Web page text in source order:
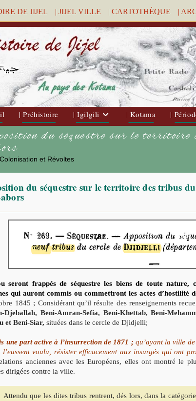
DE JIJEL | JIJEL VILLE | CARTOTHÈQUE |
| Préhistoire | Igilgili | Kotama |
du séquestre sur le
Colonisation et Révoltes
du séquestre sur le territoire des tribus
seront frappés de séquestre les biens de toute nature,
qui auront commis ou commettront les actes d’hostilité
1845 ; Considérant qu’il résulte des renseignements
Djeballah, Beni-Amran-Sefia, Beni-Khettab, Beni-
et Beni-Siar, situées dans le cercle de Djidjelli;
une part active à l’insurrection de 1871 ; qu’ayant la ville
l’eussent voulu, résister efficacement aux insurgés qui ont
anciennes avec les Européens, elles ont montré le
dirigées contre la ville.
Attendu que les dites tribus rentrent, dés lors, dans la